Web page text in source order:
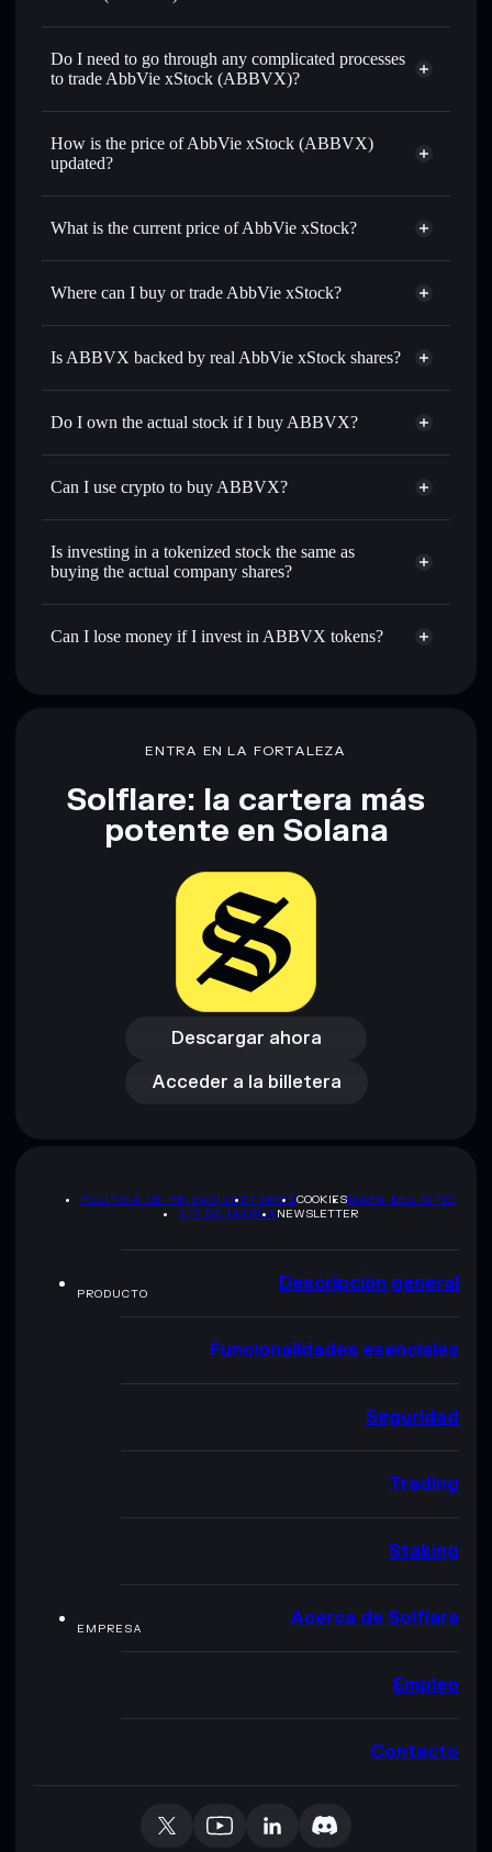
1:1 backed,
Do I need to go through any complicated processes
to trade AbbVie xStock (ABBVX)?
How is the price of AbbVie xStock (ABBVX)
updated?
AbbVie xStock
What is the current price of AbbVie xStock?
AbbVie xStock
$246.040
Where can I buy or trade AbbVie xStock?
Is ABBVX backed by real AbbVie xStock shares?
Do I own the actual stock if I buy ABBVX?
Can I use crypto to buy ABBVX?
Is investing in a tokenized stock the same as
buying the actual company shares?
Can I lose money if I invest in ABBVX tokens?
ENTRA EN LA FORTALEZA
Solflare: la cartera más
potente en Solana
Descargar ahora
Descargar ahora
Acceder a la billetera
Acceder a la billetera
POLÍTICA DE PRIVACIDADTERMSCOOKIESMAPA DEL SITIO
KIT DE MARCA NEWSLETTER
PRODUCTO Descripción general
Funcionalidades esenciales
Seguridad
Trading
Staking
EMPRESA Acerca de Solflare
Empleo
Contacto